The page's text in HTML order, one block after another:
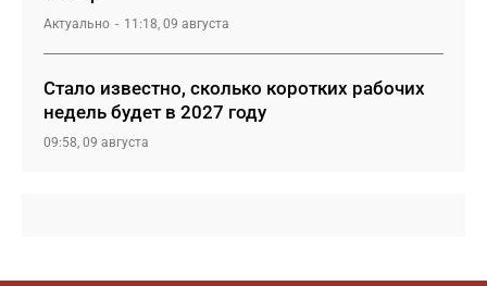
Актуально 11:18, 09 августа
Стало известно, сколько коротких рабочих
недель будет в 2027 году
09:58, 09 августа